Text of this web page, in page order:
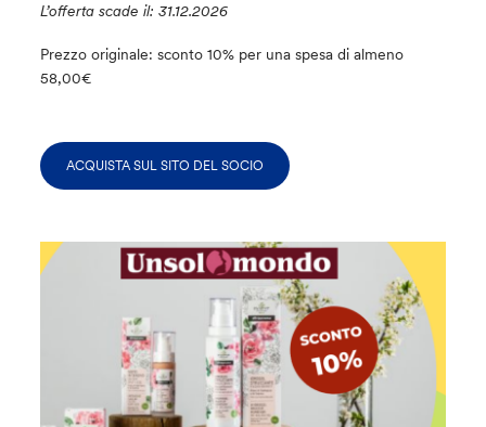
L’offerta scade il: 31.12.2026
Prezzo originale: sconto 10% per una spesa di almeno
58,00€
ACQUISTA SUL SITO DEL SOCIO